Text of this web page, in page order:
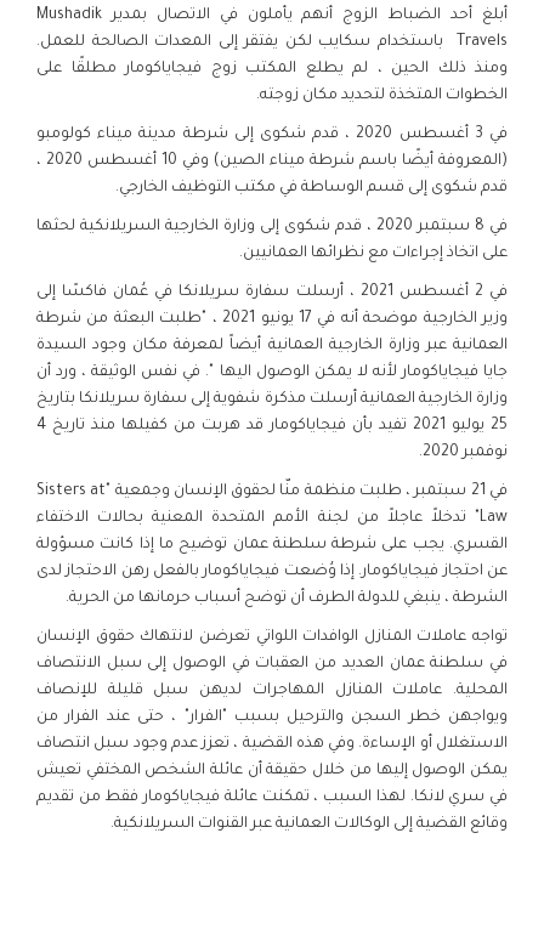
أبلغ أحد الضباط الزوج أنهم يأملون في الاتصال بمدير Mushadik
Travels باستخدام سكايب لكن يفتقر إلى المعدات الصالحة للعمل.
ومنذ ذلك الحين ، لم يطلع المكتب زوج فيجاياكومار مطلقًا على
الخطوات المتخذة لتحديد مكان زوجته.
في 3 أغسطس 2020 ، قدم شكوى إلى شرطة مدينة ميناء كولومبو
(المعروفة أيضًا باسم شرطة ميناء الصين) وفي 10 أغسطس 2020 ،
قدم شكوى إلى قسم الوساطة في مكتب التوظيف الخارجي.
في 8 سبتمبر 2020 ، قدم شكوى إلى وزارة الخارجية السريلانكية لحثها
على اتخاذ إجراءات مع نظرائها العمانيين.
في 2 أغسطس 2021 ، أرسلت سفارة سريلانكا في عُمان فاكسًا إلى
وزير الخارجية موضحة أنه في 17 يونيو 2021 ، "طلبت البعثة من شرطة
العمانية عبر وزارة الخارجية العمانية أيضاً لمعرفة مكان وجود السيدة
جايا فيجاياكومار لأنه لا يمكن الوصول اليها ". في نفس الوثيقة ، ورد أن
وزارة الخارجية العمانية أرسلت مذكرة شفوية إلى سفارة سريلانكا بتاريخ
25 يوليو 2021 تفيد بأن فيجاياكومار قد هربت من كفيلها منذ تاريخ 4
نوفمبر 2020.
في 21 سبتمبر ، طلبت منظمة منّا لحقوق الإنسان وجمعية "Sisters at
Law" تدخلاً عاجلاً من لجنة الأمم المتحدة المعنية بحالات الاختفاء
القسري. يجب على شرطة سلطنة عمان توضيح ما إذا كانت مسؤولة
عن احتجاز فيجاياكومار. إذا وُضعت فيجاياكومار بالفعل رهن الاحتجاز لدى
الشرطة ، ينبغي للدولة الطرف أن توضح أسباب حرمانها من الحرية.
تواجه عاملات المنازل الوافدات اللواتي تعرضن لانتهاك حقوق الإنسان
في سلطنة عمان العديد من العقبات في الوصول إلى سبل الانتصاف
المحلية. عاملات المنازل المهاجرات لديهن سبل قليلة للإنصاف
ويواجهن خطر السجن والترحيل بسبب "الفرار" ، حتى عند الفرار من
الاستغلال أو الإساءة. وفي هذه القضية ، تعزز عدم وجود سبل انتصاف
يمكن الوصول إليها من خلال حقيقة أن عائلة الشخص المختفي تعيش
في سري لانكا. لهذا السبب ، تمكنت عائلة فيجاياكومار فقط من تقديم
وقائع القضية إلى الوكالات العمانية عبر القنوات السريلانكية.